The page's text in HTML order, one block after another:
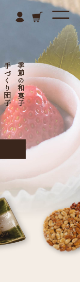
千葉県産
落花生季節の和菓子
手づくり団子